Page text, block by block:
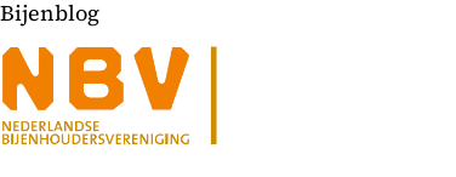
Bijenblog